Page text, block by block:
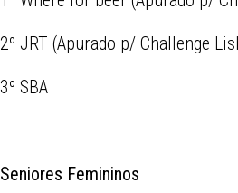
2º JRT (Apurado p/ Challenge
3º SBA
Seniores Femininos